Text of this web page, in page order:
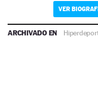
VER
ARCHIVADO EN